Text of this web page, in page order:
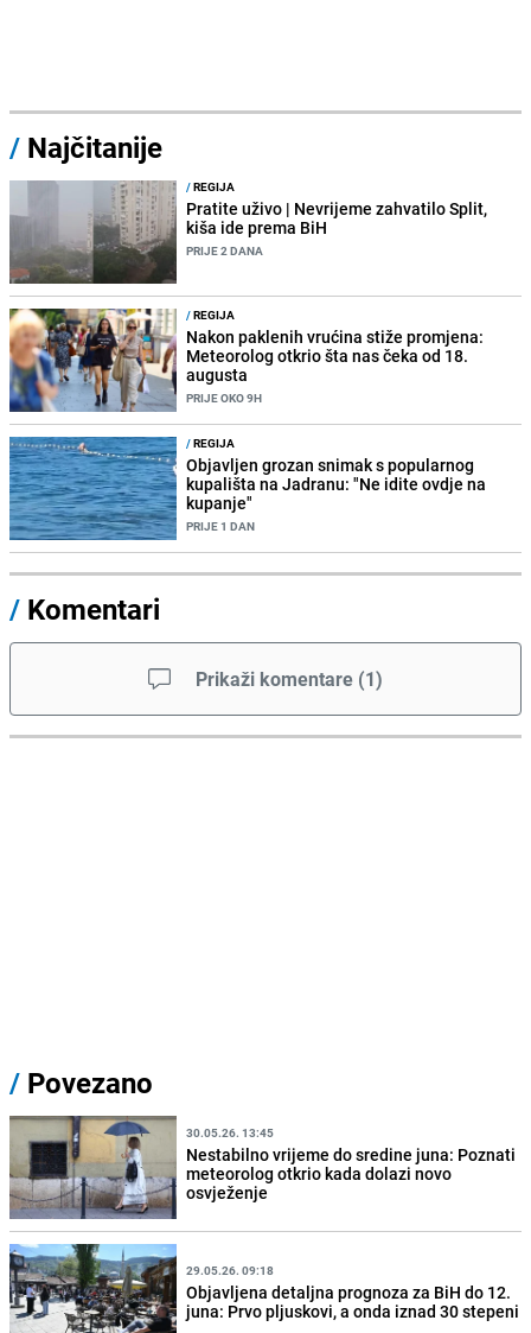
/ Najčitanije
/REGIJA
Pratite uživo | Nevrijeme zahvatilo Split,
kiša ide prema BiH
PRIJE 2 DANA
/REGIJA
Nakon paklenih vrućina stiže promjena:
Meteorolog otkrio šta nas čeka od 18.
augusta
PRIJE OKO 9H
/REGIJA
Objavljen grozan snimak s popularnog
kupališta na Jadranu: "Ne idite ovdje na
kupanje"
PRIJE 1 DAN
/ Komentari
Prikaži komentare (1)
/ Povezano
30.05.26. 13:45
Nestabilno vrijeme do sredine juna: Poznati
meteorolog otkrio kada dolazi novo
osvježenje
29.05.26. 09:18
Objavljena detaljna prognoza za BiH do 12.
juna: Prvo pljuskovi, a onda iznad 30 stepeni